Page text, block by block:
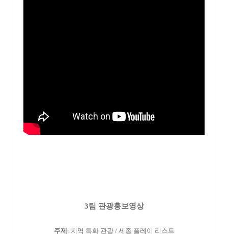
3팀 관광홍보영상
주제 : 지역 특화 관광 / 세종 플레이 리스트